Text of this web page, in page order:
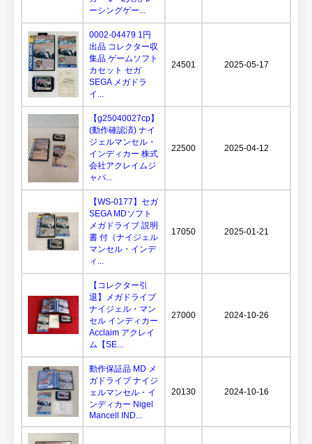
ーシングゲー...
0002-04479 1円
出品 コレクター収
集品 ゲームソフト
カセット セガ
SEGA メガドラ
イ...
24501 2025-05-17
【g25040027cp】
(動作確認済) ナイ
ジェルマンセル・
インディカー 株式
会社アクレイムジ
ャパ...
22500 2025-04-12
【WS-0177】セガ
SEGA MDソフト
メガドライブ 説明
書 付（ナイジェル
マンセル・インデ
ィ...
17050 2025-01-21
【コレクター引
退】メガドライブ
ナイジェル・マン
セル インディカー
Acclaim アクレイ
ム【SE...
27000 2024-10-26
動作保証品 MD メ
ガドライブ ナイジ
ェルマンセル・イ
ンディカー Nigel
Mancell IND...
20130 2024-10-16